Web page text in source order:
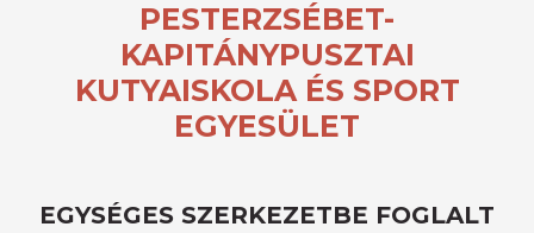
PESTERZSÉBET-
KAPITÁNYPUSZTAI
KUTYAISKOLA ÉS SPORT
EGYESÜLET
EGYSÉGES SZERKEZETBE FOGLALT